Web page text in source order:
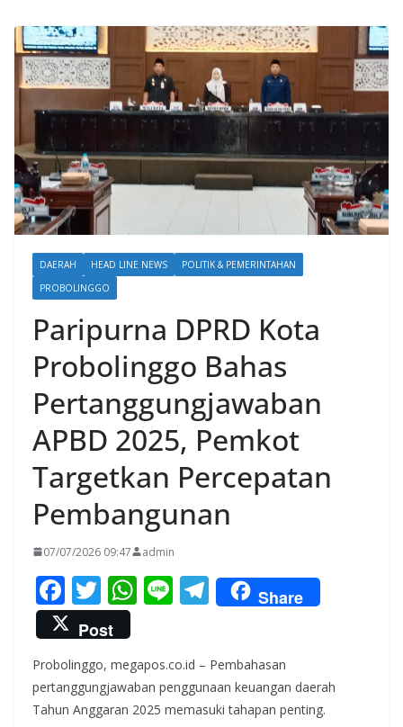
DAERAH HEAD LINE NEWS
POLITIK & PEMERINTAHAN
PROBOLINGGO
Paripurna DPRD Kota
Probolinggo Bahas
Pertanggungjawaban
APBD 2025, Pemkot
Targetkan Percepatan
Pembangunan
07/07/2026 09:47 admin
F
ac
e
b
o
T
w
itt
er
W
s
A
Li T
el
gr
a
Share
Post
Probolinggo, megapos.co.id – Pembahasan
pertanggungjawaban penggunaan keuangan daerah
Tahun Anggaran 2025 memasuki tahapan penting.